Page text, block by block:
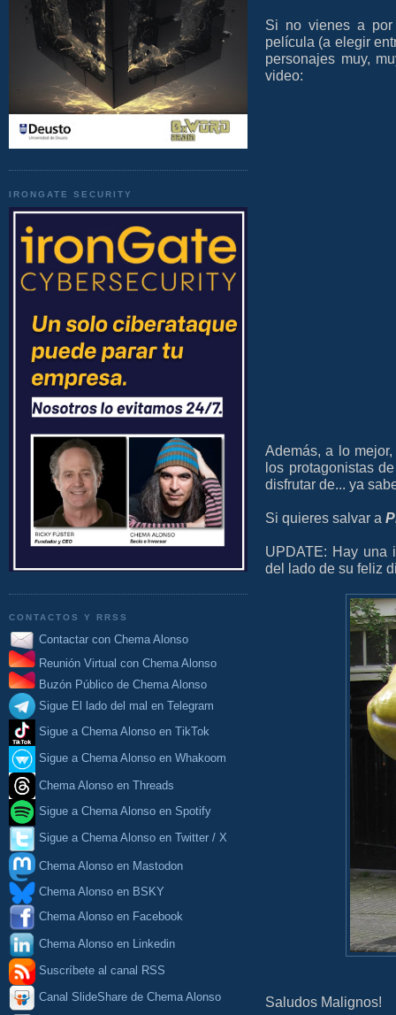
IRONGATE SECURITY
CONTACTOS Y RRSS
Contactar con Chema Alonso
Reunión Virtual con Chema Alonso
Buzón Público de Chema Alonso
Sigue El lado del mal en Telegram
Sigue a Chema Alonso en TikTok
Sigue a Chema Alonso en Whakoom
Chema Alonso en Threads
Sigue a Chema Alonso en Spotify
Sigue a Chema Alonso en Twitter / X
Chema Alonso en Mastodon
Chema Alonso en BSKY
Chema Alonso en Facebook
Chema Alonso en Linkedin
Suscríbete al canal RSS
Canal SlideShare de Chema Alonso
Si no vienes a
película (a elegir
personajes muy,
video:
Además, a lo
los protagonistas
disfrutar de... ya
Si quieres salvar a
UPDATE: Hay una
del lado de su feliz
Saludos Malignos!